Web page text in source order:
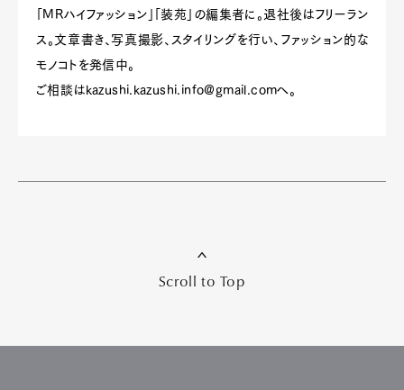
「MRハイファッション」「装苑」の編集者に。退社後はフリーラン
ス。文章書き、写真撮影、スタイリングを行い、ファッション的な
モノコトを発信中。
ご相談は kazushi.kazushi.info@gmail.comへ。
Scroll to Top